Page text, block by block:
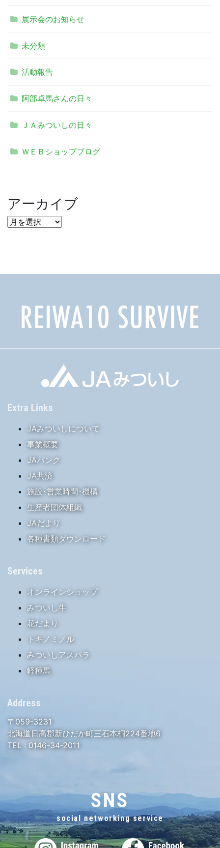
展示会のお知らせ
未分類
活動報告
阿部卓馬さんの日々
ＪＡみついしの日々
ＷＥＢショップブログ
アーカイブ
ア
Extra Links
JAみついしについて
事業概要
JAバンク
JA共済
施設･営業時間･機構
生産者団体組織
JAだより
各種書類ダウンロード
Services
オンラインショップ
みついし牛
花だより
トキノミノル
みついしアスパラ
軽種馬
Address
〒059-3231
北海道日高郡新ひだか町三石本桐224番地6
TEL : 0146-34-2011
SNS
social networking service